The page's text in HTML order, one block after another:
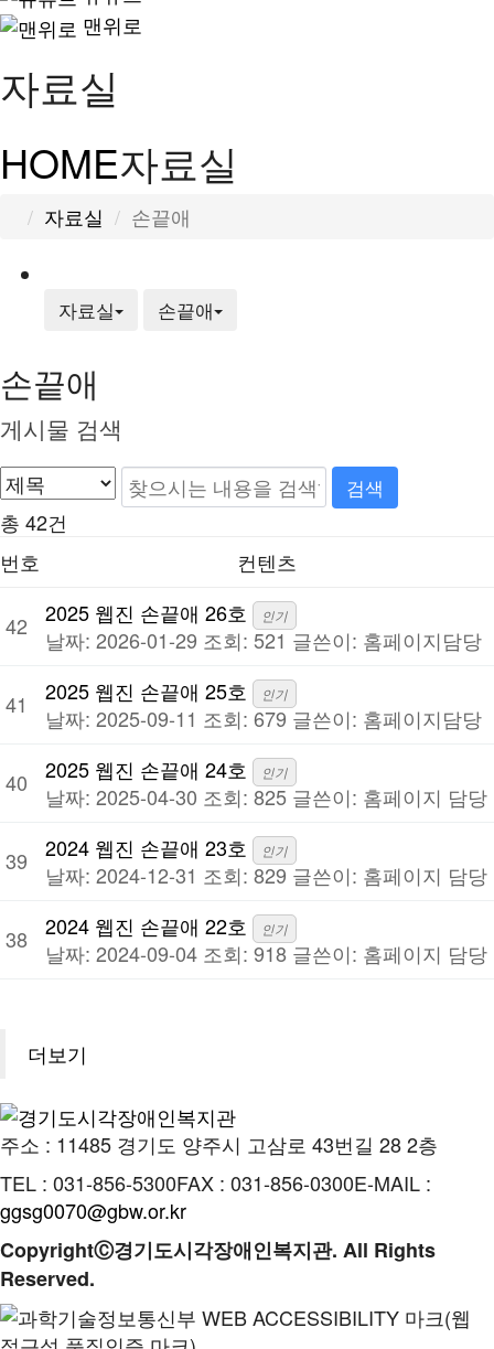
맨위로
자료실
HOME자료실
HOME
자료실
손끝애
자료실 손끝애
손끝애
게시물 검색
총 42건
번호
컨텐츠
42 2025 웹진 손끝애 26호 인기
날짜: 2026-01-29 조회: 521글쓴이: 홈페이지담당
41 2025 웹진 손끝애 25호 인기
날짜: 2025-09-11 조회: 679글쓴이: 홈페이지담당
40 2025 웹진 손끝애 24호 인기
날짜: 2025-04-30 조회: 825글쓴이: 홈페이지 담당
39 2024 웹진 손끝애 23호 인기
날짜: 2024-12-31 조회: 829글쓴이: 홈페이지 담당
38 2024 웹진 손끝애 22호 인기
날짜: 2024-09-04 조회: 918글쓴이: 홈페이지 담당
더보기
주소 : 11485 경기도 양주시 고삼로 43번길 28 2층
TEL : 031-856-5300FAX : 031-856-0300E-MAIL :
ggsg0070@gbw.or.kr
CopyrightⒸ경기도시각장애인복지관. All Rights
Reserved.